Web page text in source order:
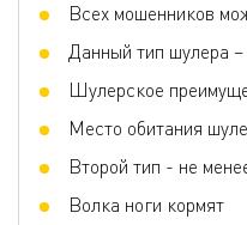
Всех мошенников
Данный тип шулера
Шулерское
Место обитания
Второй тип - не
Волка ноги кормят